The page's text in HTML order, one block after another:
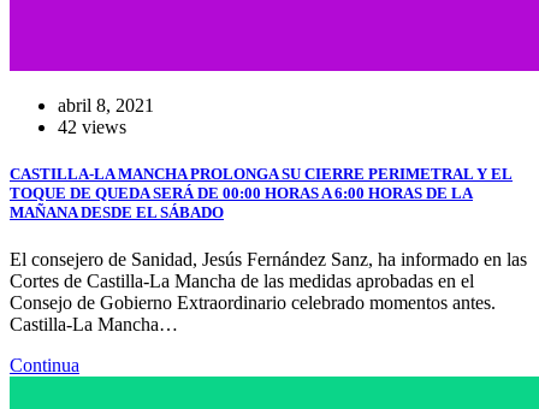
abril 8, 2021
42 views
CASTILLA-LA MANCHA PROLONGA SU CIERRE PERIMETRAL Y EL
TOQUE DE QUEDA SERÁ DE 00:00 HORAS A 6:00 HORAS DE LA
MAÑANA DESDE EL SÁBADO
El consejero de Sanidad, Jesús Fernández Sanz, ha informado en las
Cortes de Castilla-La Mancha de las medidas aprobadas en el
Consejo de Gobierno Extraordinario celebrado momentos antes.
Castilla-La Mancha…
Continua